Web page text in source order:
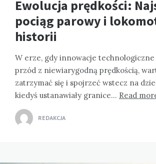
Ewolucja prędkości:
pociąg parowy i
historii
W erze, gdy innowacje technologiczne
przód z niewiarygodną prędkością,
zatrzymać się i spojrzeć wstecz na
kiedyś ustanawiały granice… Read
REDAKCJA